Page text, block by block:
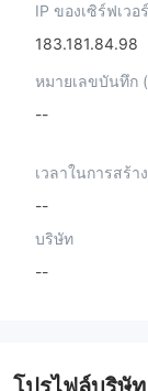
IP ของเซิร์ฟเวอร์
183.181.84.98
หมายเลขบันทึก
--
เวลาในการสร้า
--
บริษัท
--